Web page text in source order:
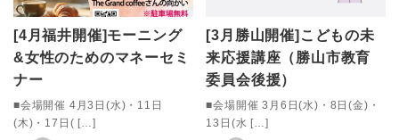
[4月福井開催]モーニング
&女性のためのマネーセミ
ナー
■会場開催 4月3日(水)・11日
(木)・17日( […]
[3月勝山開催]こどもの未
来応援講座（勝山市教育
委員会後援）
■会場開催 3月6日(水)・8日(金)・
13日(水 […]